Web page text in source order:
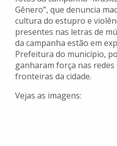
Gênero”, que denuncia
cultura do estupro e
presentes nas letras de
da campanha estão em
Prefeitura do município,
ganharam força nas redes
fronteiras da cidade.
Vejas as imagens: